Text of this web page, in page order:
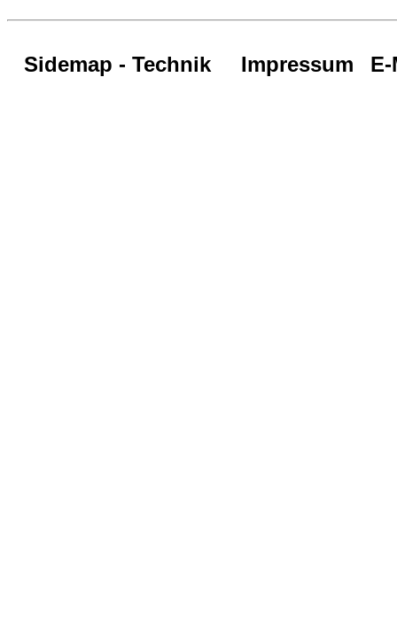
Sidemap - Technik Impressum